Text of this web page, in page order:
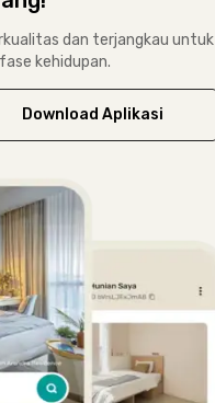
dan terjangkau untuk
kehidupan.
Download Aplikasi